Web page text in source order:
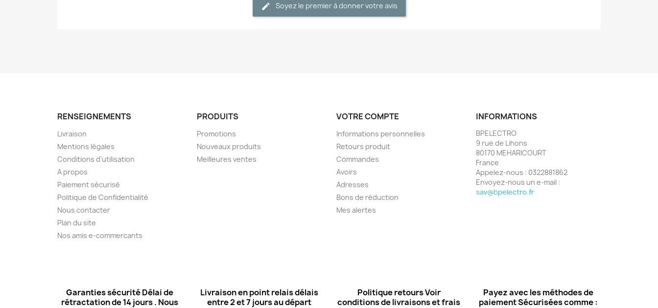
Soyez le premier à donner votre avis
RENSEIGNEMENTS
Livraison
Mentions légales
Conditions d'utilisation
A propos
Paiement sécurisé
Politique de Confidentialité
Nous contacter
Plan du site
Nos amis e-commercants
PRODUITS
Promotions
Nouveaux produits
Meilleures ventes
VOTRE COMPTE
Informations personnelles
Retours produit
Commandes
Avoirs
Adresses
Bons de réduction
Mes alertes
INFORMATIONS
BPELECTRO
9 rue de Lihons
80170 MEHARICOURT
France
Appelez-nous : 0322881862
Envoyez-nous un e-mail :
sav@bpelectro.fr
Garanties sécurité Délai de
rétractation de 14 jours . Nous
Livraison en point relais délais
entre 2 et 7 jours au départ
Politique retours Voir
conditions de livraisons et frais
Payez avec les méthodes de
paiement Sécurisées comme :